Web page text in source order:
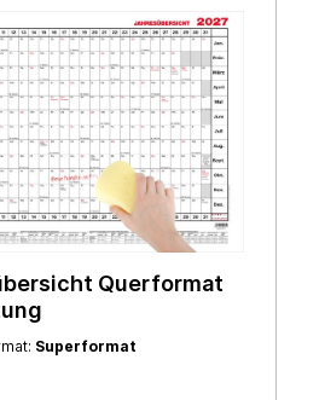
Querformat
Superformat